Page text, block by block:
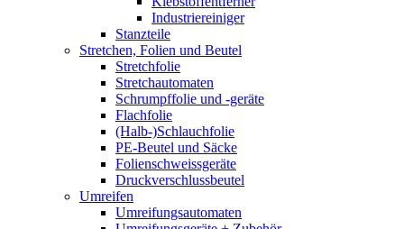
Industriereiniger
Stanzteile
Stretchen, Folien und Beutel
Stretchfolie
Stretchautomaten
Schrumpffolie und -geräte
Flachfolie
(Halb-)Schlauchfolie
PE-Beutel und Säcke
Folienschweissgeräte
Druckverschlussbeutel
Umreifen
Umreifungsautomaten